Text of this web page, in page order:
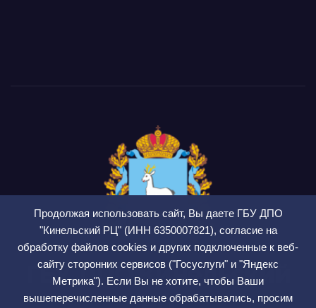
Продолжая использовать сайт, Вы даете ГБУ ДПО
"Кинельский РЦ" (ИНН 6350007821), согласие на
обработку файлов cookies и других подключенные к веб-
сайту сторонних сервисов ("Госуслуги" и "Яндекс
Метрика"). Если Вы не хотите, чтобы Ваши
вышеперечисленные данные обрабатывались, просим
ГБУ ДПО Кинельский